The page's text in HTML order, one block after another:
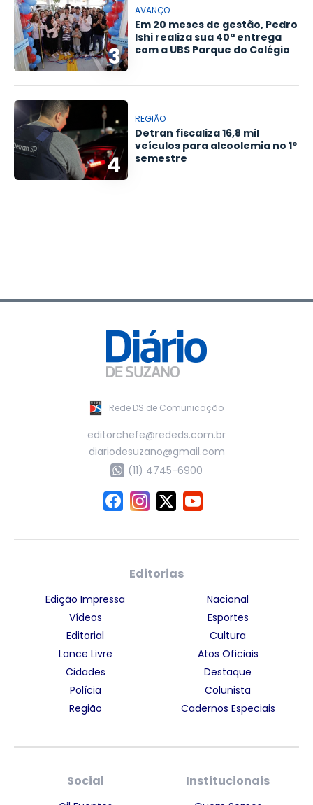
3
AVANÇO
Em 20 meses de gestão, Pedro
Ishi realiza sua 40ª entrega
com a UBS Parque do Colégio
4
REGIÃO
Detran fiscaliza 16,8 mil
veículos para alcoolemia no 1º
semestre
Rede DS de Comunicação
editorchefe@rededs.com.br
diariodesuzano@gmail.com
(11) 4745-6900
Editorias
Edição Impressa
Vídeos
Editorial
Lance Livre
Cidades
Polícia
Região
Nacional
Esportes
Cultura
Atos Oficiais
Destaque
Colunista
Cadernos Especiais
Social Institucionais